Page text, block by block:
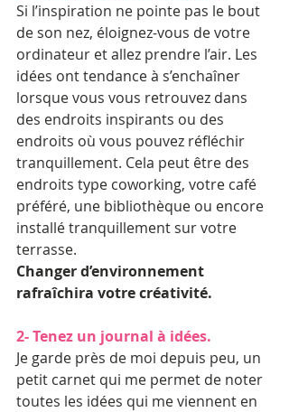
Si l’inspiration ne pointe pas le bout
de son nez, éloignez-vous de votre
ordinateur et allez prendre l’air. Les
idées ont tendance à s’enchaîner
lorsque vous vous retrouvez dans
des endroits inspirants ou des
endroits où vous pouvez réfléchir
tranquillement. Cela peut être des
endroits type coworking, votre café
préféré, une bibliothèque ou encore
installé tranquillement sur votre
terrasse.
Changer d’environnement
rafraîchira votre créativité.
2- Tenez un journal à idées.
Je garde près de moi depuis peu, un
petit carnet qui me permet de noter
toutes les idées qui me viennent en